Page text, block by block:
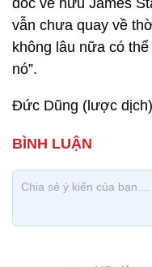
đốc về hưu James
vẫn chưa quay về
không lâu nữa có
nó”.
Đức Dũng (lược dịch)